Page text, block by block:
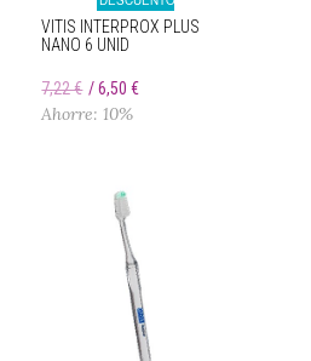
VITIS INTERPROX PLUS
NANO 6 UNID
7,22 € 6,50 €
Ahorre: 10%